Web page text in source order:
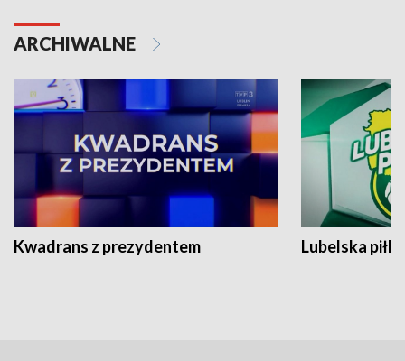
ARCHIWALNE
Kwadrans z prezydentem Lubelska piłka